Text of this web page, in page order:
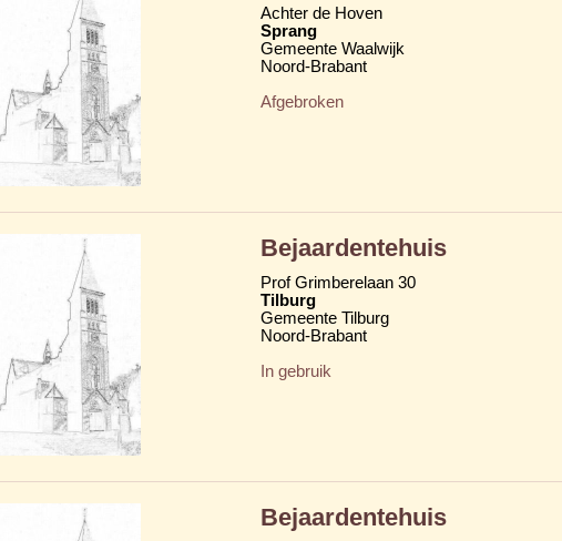
Achter de Hoven
Sprang
Gemeente Waalwijk
Noord-Brabant
Afgebroken
Bejaardentehuis
Prof Grimberelaan 30
Tilburg
Gemeente Tilburg
Noord-Brabant
In gebruik
Bejaardentehuis